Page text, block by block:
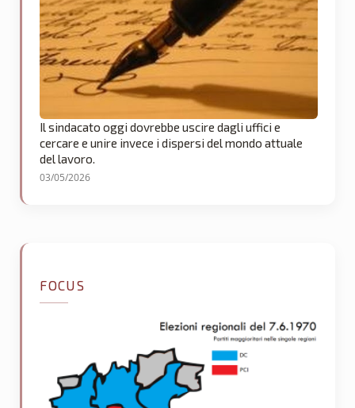
Il sindacato oggi dovrebbe uscire dagli uffici e
cercare e unire invece i dispersi del mondo attuale
del lavoro.
03/05/2026
FOCUS